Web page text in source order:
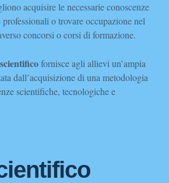
acquisire le necessarie conoscenze
professionali o trovare occupazione nel
concorsi o corsi di formazione.
fornisce agli allievi un’ampia
dall’acquisizione di una metodologia
scientifiche, tecnologiche e